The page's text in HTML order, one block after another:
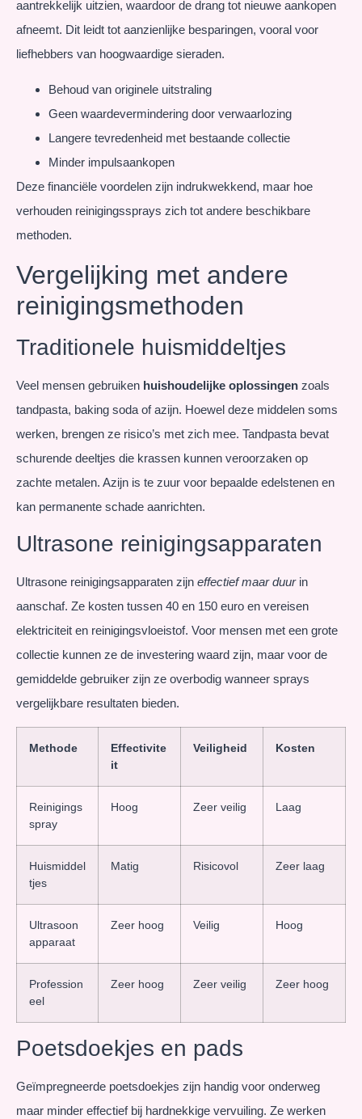
aantrekkelijk uitzien, waardoor de drang tot nieuwe aankopen
afneemt. Dit leidt tot aanzienlijke besparingen, vooral voor
liefhebbers van hoogwaardige sieraden.
Behoud van originele uitstraling
Geen waardevermindering door verwaarlozing
Langere tevredenheid met bestaande collectie
Minder impulsaankopen
Deze financiële voordelen zijn indrukwekkend, maar hoe
verhouden reinigingssprays zich tot andere beschikbare
methoden.
Vergelijking met andere
reinigingsmethoden
Traditionele huismiddeltjes
Veel mensen gebruiken huishoudelijke oplossingen zoals
tandpasta, baking soda of azijn. Hoewel deze middelen soms
werken, brengen ze risico’s met zich mee. Tandpasta bevat
schurende deeltjes die krassen kunnen veroorzaken op
zachte metalen. Azijn is te zuur voor bepaalde edelstenen en
kan permanente schade aanrichten.
Ultrasone reinigingsapparaten
Ultrasone reinigingsapparaten zijn effectief maar duurin
aanschaf. Ze kosten tussen 40 en 150 euro en vereisen
elektriciteit en reinigingsvloeistof. Voor mensen met een grote
collectie kunnen ze de investering waard zijn, maar voor de
gemiddelde gebruiker zijn ze overbodig wanneer sprays
vergelijkbare resultaten bieden.
Methode
Effectivite
it
Veiligheid Kosten
Reinigings
spray
Hoog Zeer veilig Laag
Huismiddel
tjes
Matig Risicovol Zeer laag
Ultrasoon
apparaat
Zeer hoog Veilig Hoog
Profession
eel
Zeer hoog Zeer veilig Zeer hoog
Poetsdoekjes en pads
Geïmpregneerde poetsdoekjes zijn handig voor onderweg
maar minder effectief bij hardnekkige vervuiling. Ze werken